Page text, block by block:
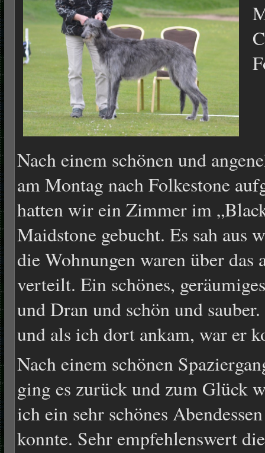
Nach einem schönen und
am Montag nach Folkestone
hatten wir ein Zimmer im
Maidstone gebucht. Es sah aus
die Wohnungen waren über das
verteilt. Ein schönes,
und Dran und schön und
und als ich dort ankam, war er
Nach einem schönen
ging es zurück und zum Glück
ich ein sehr schönes
konnte. Sehr empfehlenswert